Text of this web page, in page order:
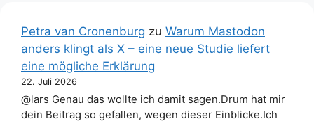
Petra van Cronenburg zu Warum Mastodon
anders klingt als X – eine neue Studie liefert
eine mögliche Erklärung
22. Juli 2026
@lars Genau das wollte ich damit sagen.Drum hat mir
dein Beitrag so gefallen, wegen dieser Einblicke.Ich